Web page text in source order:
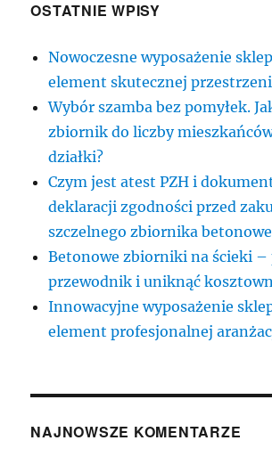
OSTATNIE WPISY
Nowoczesne wyposażenie
element skutecznej
Wybór szamba bez pomyłek.
zbiornik do liczby
działki?
Czym jest atest PZH i
deklaracji zgodności przed
szczelnego zbiornika
Betonowe zbiorniki na ścieki
przewodnik i uniknąć
Innowacyjne wyposażenie
element profesjonalnej
NAJNOWSZE KOMENTARZE